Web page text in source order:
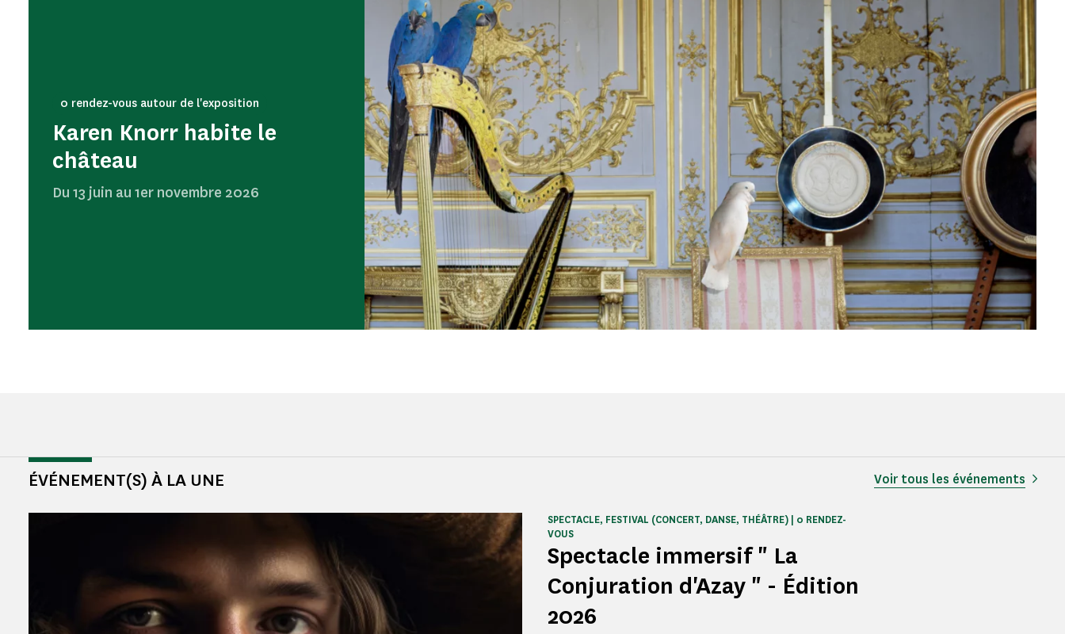
Karen Knorr habite le
château
0 rendez-vous autour de l'exposition
Du 13 juin au 1er novembre 2026
ÉVÉNEMENT(S) À LA UNE Voir tous les événements
Spectacle immersif " La
Conjuration d'Azay " - Édition
2026
SPECTACLE, FESTIVAL (CONCERT, DANSE, THÉÂTRE) | 0 RENDEZ-
VOUS